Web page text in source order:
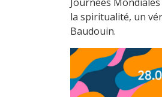
la spiritualité, un
Baudouin.